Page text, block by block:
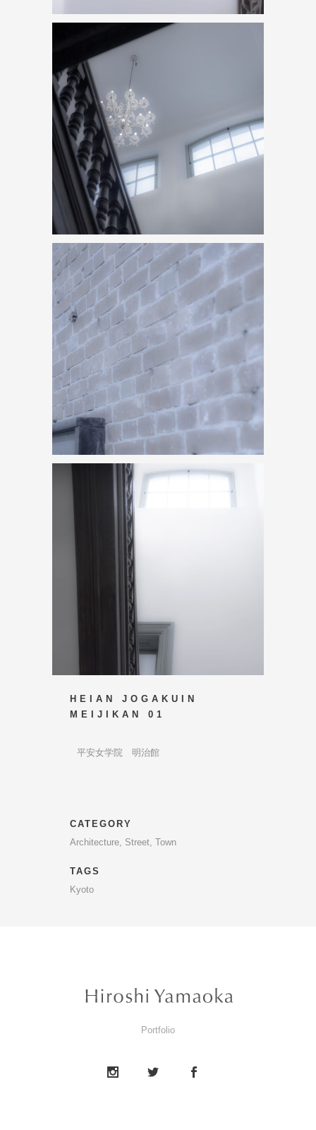
HEIAN JOGAKUIN
MEIJIKAN 01
平安女学院 明治館
CATEGORY
Architecture, Street, Town
TAGS
Kyoto
Portfolio